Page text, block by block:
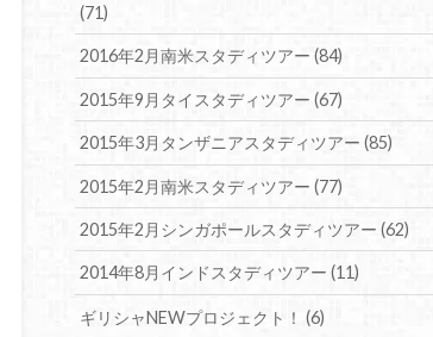
(71)
2016年2月南米スタディツアー(84)
2015年9月タイスタディツアー(67)
2015年3月タンザニアスタディツアー(85)
2015年2月南米スタディツアー(77)
2015年2月シンガポールスタディツアー(62)
2014年8月インドスタディツアー(11)
ギリシャNEWプロジェクト！(6)